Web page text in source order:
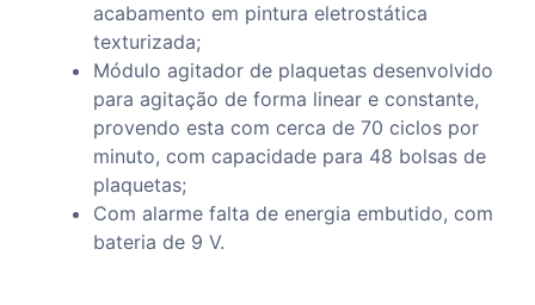
acabamento em pintura eletrostática
texturizada;
Módulo agitador de plaquetas desenvolvido
para agitação de forma linear e constante,
provendo esta com cerca de 70 ciclos por
minuto, com capacidade para 48 bolsas de
plaquetas;
Com alarme falta de energia embutido, com
bateria de 9 V.